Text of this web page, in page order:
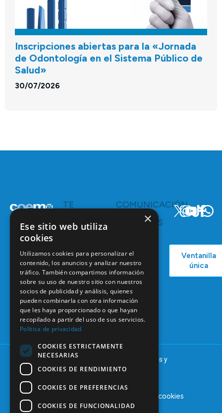
Inscripciones abiertas para la «Jornada
de Odontología en el Sistema Público de
Salud»
30/07/2026
Legendre,
28046
Madrid
91 561 29 05
informacion@coem.org.es
TE
Servicios y
Empleo
Formación
Continuada
Tablón de
anuncios
COMUNICACIÓN
RECURSOS
Podcast
Actualidad
Ventanilla
única
© 2025 – COEM – Colegio Oficial de Odontólogos y
Estomatólogos de la I región
Aviso legal Política de cookies
×
Ese sitio web utiliza
cookies
Utilizamos cookies para personalizar el
contenido, los anuncios y analizar nuestro
tráfico. También compartimos información
sobre su uso de nuestro sitio con nuestros
socios de publicidad y análisis, quienes
pueden combinarla con otra información
que les haya proporcionado o que hayan
recopilado a partir del uso de sus servicios.
Política de privacidad
COOKIES ESTRICTAMENTE
NECESARIAS
COOKIES DE RENDIMIENTO
COOKIES DE PREFERENCIAS
COOKIES DE FUNCIONALIDAD